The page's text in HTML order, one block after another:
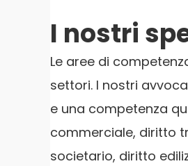
I nostri
Le aree di
settori. I nostri
e una competenza
commerciale, diritto
societario, diritto